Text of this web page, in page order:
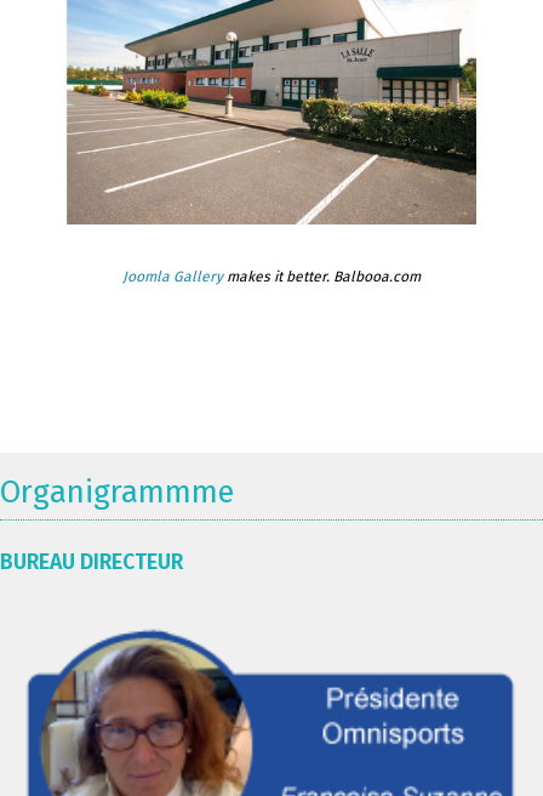
Joomla Gallerymakes it better. Balbooa.com
Organigrammme
BUREAU DIRECTEUR